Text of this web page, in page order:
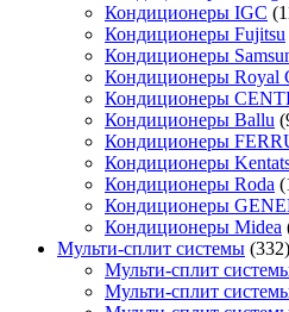
Кондиционеры IGC
Кондиционеры Fujitsu
Кондиционеры
Кондиционеры Royal
Кондиционеры
Кондиционеры Ballu
Кондиционеры
Кондиционеры
Кондиционеры Roda
Кондиционеры
Кондиционеры Midea
Мульти-сплит системы (332)
Мульти-сплит
Мульти-сплит